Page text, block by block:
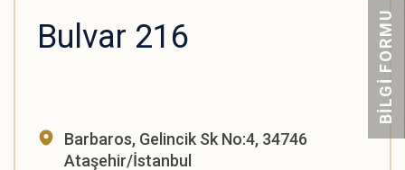
Bulvar 216
Barbaros, Gelincik Sk No:4, 34746
Ataşehir/İstanbul
BİLGİ FORMU